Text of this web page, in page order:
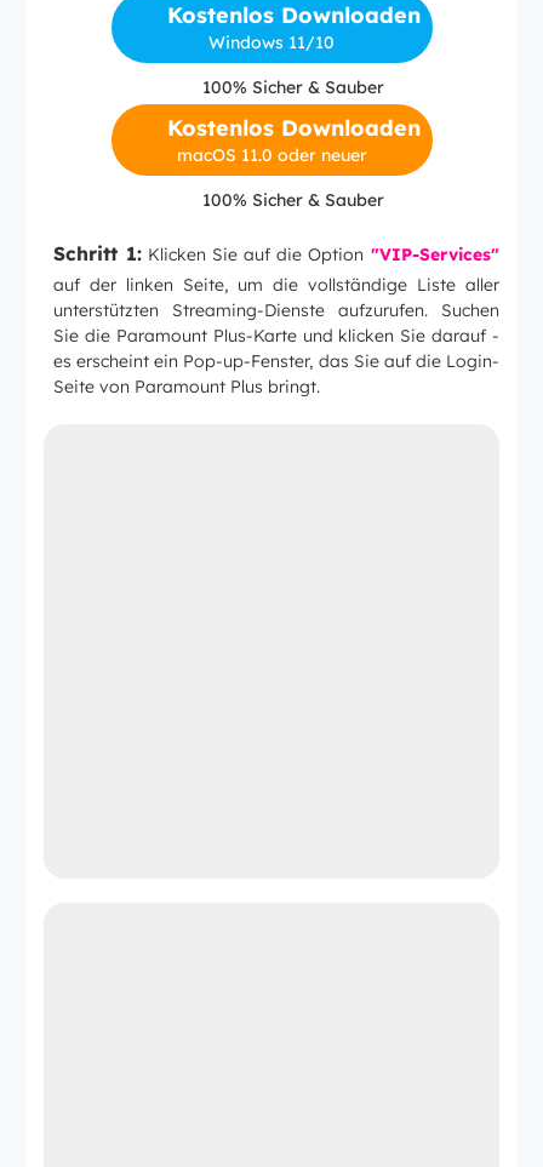
Kostenlos Downloaden
Windows 11/10
100% Sicher & Sauber
Kostenlos Downloaden
macOS 11.0 oder neuer
100% Sicher & Sauber
Schritt 1:Klicken Sie auf die Option "VIP-Services"
auf der linken Seite, um die vollständige Liste aller
unterstützten Streaming-Dienste aufzurufen. Suchen
Sie die Paramount Plus-Karte und klicken Sie darauf -
es erscheint ein Pop-up-Fenster, das Sie auf die Login-
Seite von Paramount Plus bringt.